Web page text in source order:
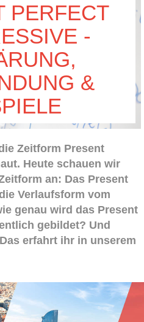
PERFECT
-
&
Zeitform Present
Heute schauen wir
an: Das Present
Verlaufsform vom
genau wird das Present
gebildet? Und
erfahrt ihr in unserem